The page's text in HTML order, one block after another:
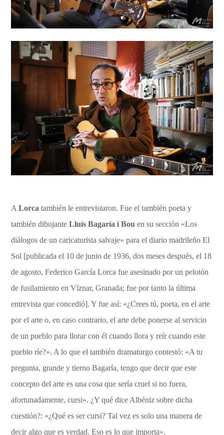
ALorca también le entrevistaron. Fue el también poeta y
también dibujanteLluís Bagaría i Bou en su sección «Los
diálogos de un caricaturista salvaje» para el diario madrileño El
Sol [publicada el 10 de junio de 1936, dos meses después, el 18
de agosto, Federico García Lorca fue asesinado por un pelotón
de fusilamiento en Víznar, Granada; fue por tanto la última
entrevista que concedió]. Y fue así: «¿Crees tú, poeta, en el arte
por el arte o, en caso contrario, el arte debe ponerse al servicio
de un pueblo para llorar con él cuando llora y reír cuando este
pueblo ríe?». A lo que el también dramaturgo contestó: «A tu
pregunta, grande y tierno Bagaría, tengo que decir que este
concepto del arte es una cosa que sería cruel si no fuera,
afortunadamente, cursi». ¿Y qué dice Albéniz sobre dicha
cuestión?: «¿Qué es ser cursi? Tal vez es solo una manera de
decir algo que es verdad. Eso es lo que importa».